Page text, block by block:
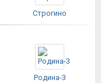
Строгино
Родина-3